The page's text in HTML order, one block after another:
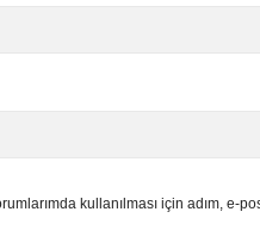
kullanılması için adım, e-